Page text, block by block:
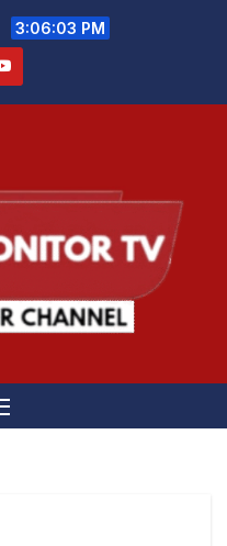
3:06:04 PM